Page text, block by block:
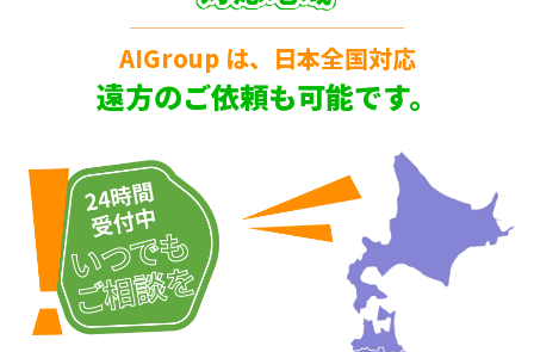
AIGroup は、日本全国対応
遠方のご依頼も可能です。